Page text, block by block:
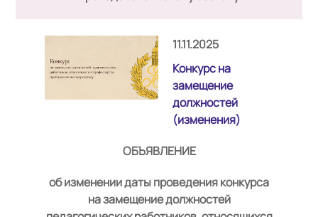
11.11.2025
Конкурс на
замещение
должностей
(изменения)
ОБЪЯВЛЕНИЕ
об изменении даты проведения конкурса
на замещение должностей